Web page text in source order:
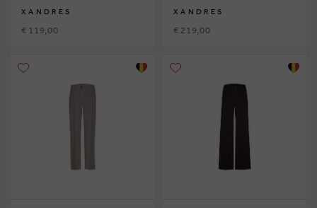
XANDRES
€ 119,00
XANDRES
€ 219,00